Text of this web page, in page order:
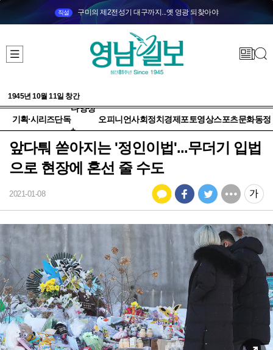
직설 구미의 제2전성기 대구까지...옛 영광 되찾아야
1945년 10월 11일 창간
기획·시리즈단독
다양성
+
오피니언사회정치 경제 포토영상스포츠문화동정
앞다퉈 쏟아지는 '정인이법'...무더기 입법
으로 현장에 혼선 줄 수도
2021-01-08